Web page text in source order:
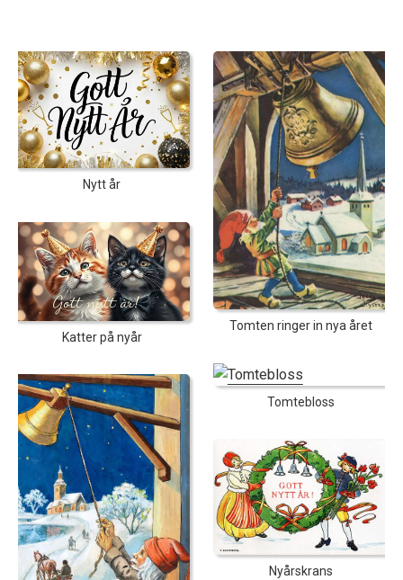
Nytt år
Katter på nyår
Tomten ringer in nya året
Tomtebloss
Nyårskrans